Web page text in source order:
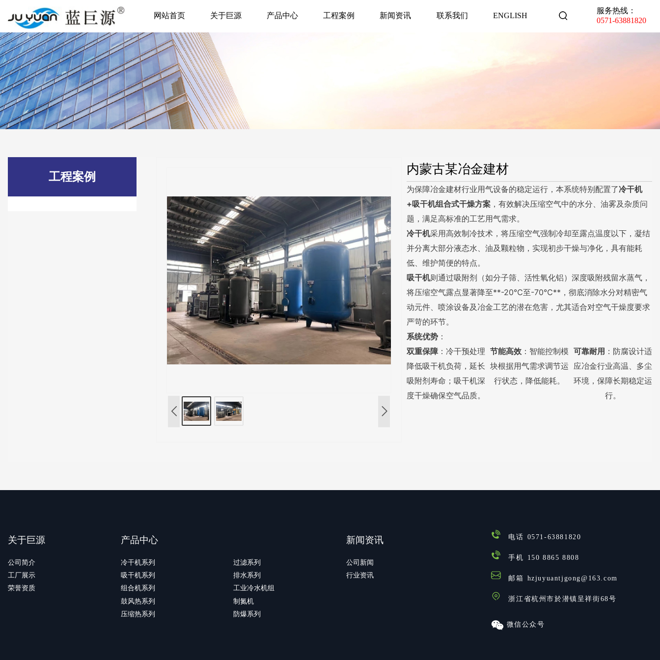
网站首页 关于巨源 产品中心 工程案例 新闻资讯 联系我们 ENGLISH
服务热线：
0571-63881820
工程案例
内蒙古某冶金建材
为保障冶金建材行业用气设备的稳定运行，本系统特别配置了冷干机
+吸干机组合式干燥方案 ，有效解决压缩空气中的水分、油雾及杂质问
题，满足高标准的工艺用气需求。
冷干机采用高效制冷技术，将压缩空气强制冷却至露点温度以下，凝结
并分离大部分液态水、油及颗粒物，实现初步干燥与净化，具有能耗
低、维护简便的特点。
吸干机则通过吸附剂（如分子筛、活性氧化铝）深度吸附残留水蒸气，
将压缩空气露点显著降至**-20℃至-70℃**，彻底消除水分对精密气
动元件、喷涂设备及冶金工艺的潜在危害，尤其适合对空气干燥度要求
严苛的环节。
系统优势 ：
双重保障 ：冷干预处理
降低吸干机负荷，延长
吸附剂寿命；吸干机深
度干燥确保空气品质。
节能高效 ：智能控制模
块根据用气需求调节运
行状态，降低能耗。
可靠耐用 ：防腐设计适
应冶金行业高温、多尘
环境，保障长期稳定运
行。
关于巨源
公司简介
工厂展示
荣誉资质
产品中心
冷干机系列
吸干机系列
组合机系列
鼓风热系列
压缩热系列
过滤系列
排水系列
工业冷水机组
制氮机
防爆系列
新闻资讯
公司新闻
行业资讯
电话 0571-63881820
手机 150 8865 8808
邮箱 hzjuyuantjgong@163.com
浙江省杭州市於潜镇呈祥街68号